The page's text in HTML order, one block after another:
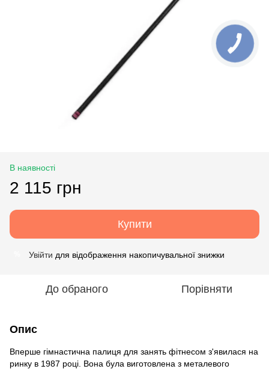
В наявності
2 115 грн
Купити
Увійти для відображення накопичувальної знижки
До обраного Порівняти
Опис
Вперше гімнастична палиця для занять фітнесом з'явилася на
ринку в 1987 році. Вона була виготовлена з металевого